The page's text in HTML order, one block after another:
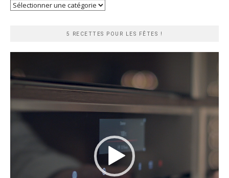
Recherche
5 RECETTES POUR LES FÊTES !